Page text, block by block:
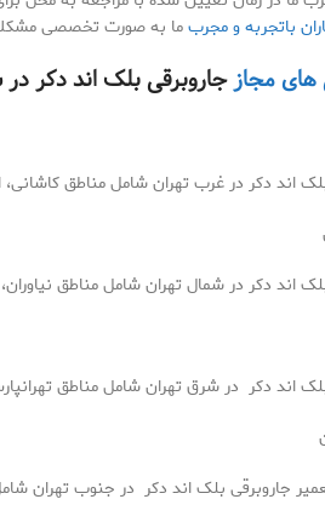
باتجربه و مجربما به صورت تخصصی
های مجازجاروبرقی بلک اند دکر
اند دکر در غرب تهران شامل مناطق کاشانی،
اند دکر در شمال تهران شامل مناطق
اند دکر در شرق تهران شامل مناطق
جاروبرقی بلک اند دکر در جنوب تهران